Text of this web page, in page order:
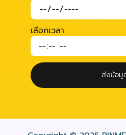
เลือกเวลา
ส่งข้อมู